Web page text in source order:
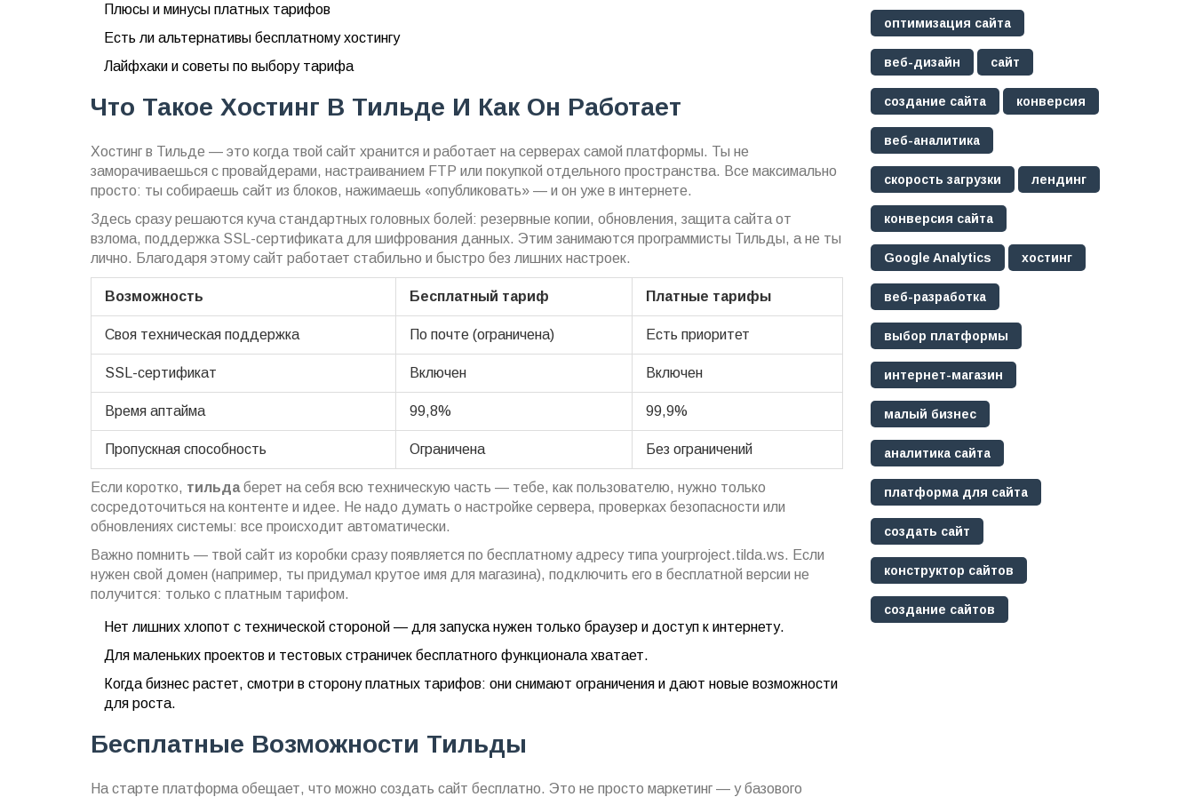
Плюсы и минусы платных тарифов
Есть ли альтернативы бесплатному хостингу
Лайфхаки и советы по выбору тарифа
Что Такое Хостинг В Тильде И Как Он Работает
Хостинг в Тильде — это когда твой сайт хранится и работает на серверах самой платформы. Ты не
заморачиваешься с провайдерами, настраиванием FTP или покупкой отдельного пространства. Все максимально
просто: ты собираешь сайт из блоков, нажимаешь «опубликовать» — и он уже в интернете.
Здесь сразу решаются куча стандартных головных болей: резервные копии, обновления, защита сайта от
взлома, поддержка SSL-сертификата для шифрования данных. Этим занимаются программисты Тильды, а не ты
лично. Благодаря этому сайт работает стабильно и быстро без лишних настроек.
Возможность Бесплатный тариф Платные тарифы
Своя техническая поддержка По почте (ограничена) Есть приоритет
SSL-сертификат Включен Включен
Время аптайма 99,8% 99,9%
Пропускная способность Ограничена Без ограничений
Если коротко, тильдаберет на себя всю техническую часть — тебе, как пользователю, нужно только
сосредоточиться на контенте и идее. Не надо думать о настройке сервера, проверках безопасности или
обновлениях системы: все происходит автоматически.
Важно помнить — твой сайт из коробки сразу появляется по бесплатному адресу типа yourproject.tilda.ws. Если
нужен свой домен (например, ты придумал крутое имя для магазина), подключить его в бесплатной версии не
получится: только с платным тарифом.
Нет лишних хлопот с технической стороной — для запуска нужен только браузер и доступ к интернету.
Для маленьких проектов и тестовых страничек бесплатного функционала хватает.
Когда бизнес растет, смотри в сторону платных тарифов: они снимают ограничения и дают новые возможности
для роста.
Бесплатные Возможности Тильды
На старте платформа обещает, что можно создать сайт бесплатно. Это не просто маркетинг — у базового
оптимизация сайта
веб-дизайн сайт
создание сайта конверсия
веб-аналитика
скорость загрузки лендинг
конверсия сайта
Google Analytics хостинг
веб-разработка
выбор платформы
интернет-магазин
малый бизнес
аналитика сайта
платформа для сайта
создать сайт
конструктор сайтов
создание сайтов